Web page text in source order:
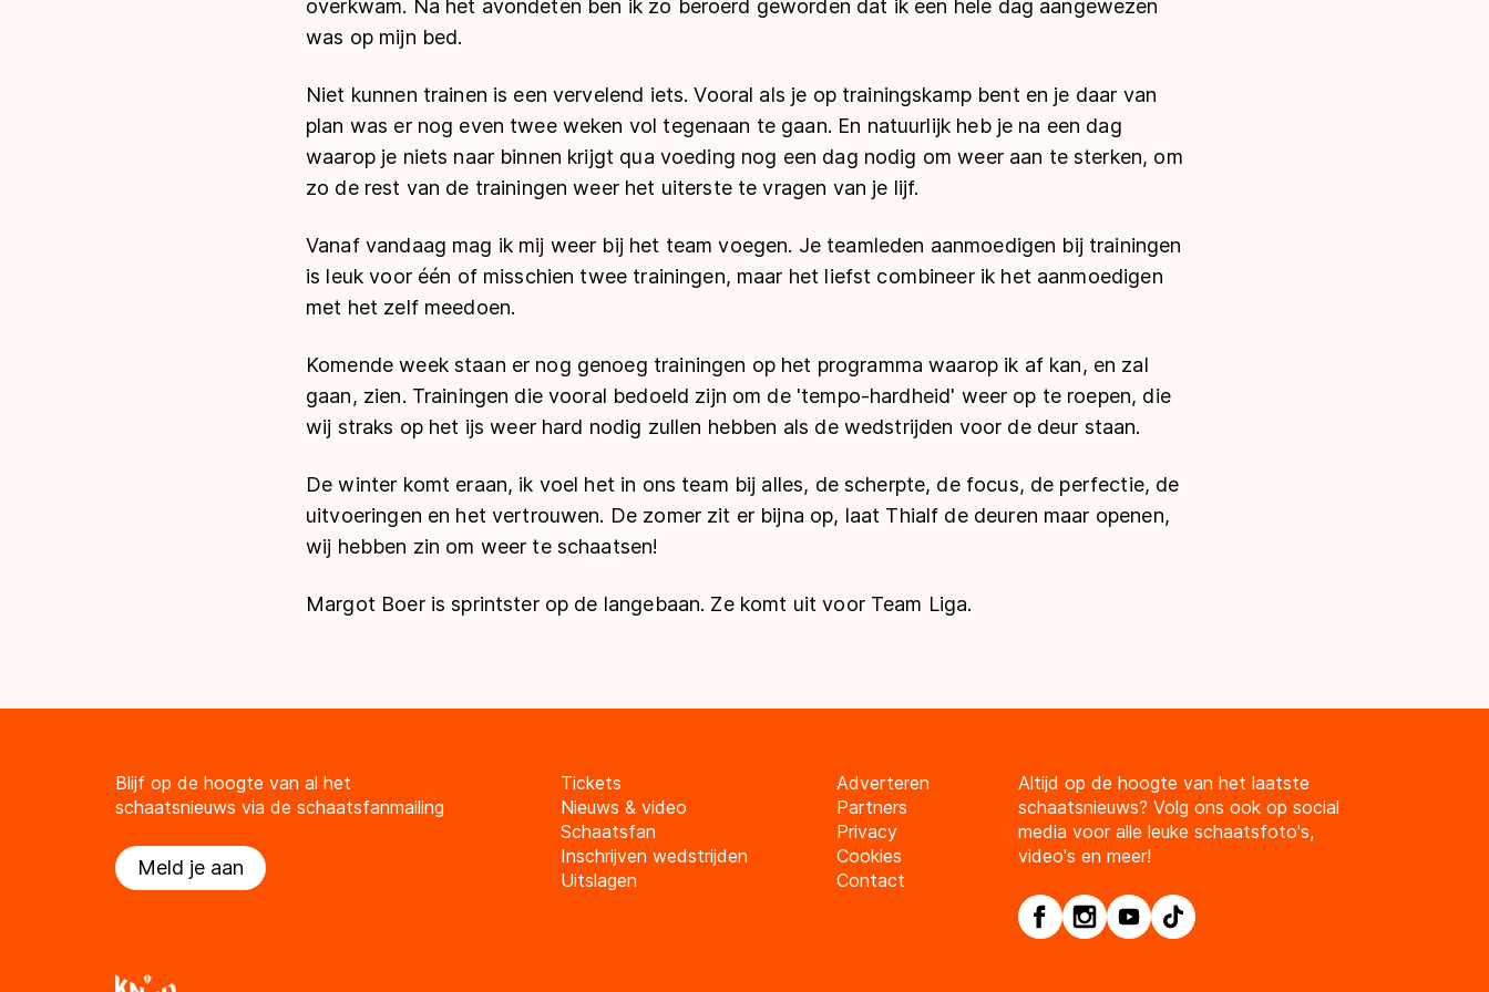
overkwam. Na het avondeten ben ik zo beroerd geworden dat ik een hele dag aangewezen
was op mijn bed.
Niet kunnen trainen is een vervelend iets. Vooral als je op trainingskamp bent en je daar van
plan was er nog even twee weken vol tegenaan te gaan. En natuurlijk heb je na een dag
waarop je niets naar binnen krijgt qua voeding nog een dag nodig om weer aan te sterken, om
zo de rest van de trainingen weer het uiterste te vragen van je lijf.
Vanaf vandaag mag ik mij weer bij het team voegen. Je teamleden aanmoedigen bij trainingen
is leuk voor één of misschien twee trainingen, maar het liefst combineer ik het aanmoedigen
met het zelf meedoen.
Komende week staan er nog genoeg trainingen op het programma waarop ik af kan, en zal
gaan, zien. Trainingen die vooral bedoeld zijn om de 'tempo-hardheid' weer op te roepen, die
wij straks op het ijs weer hard nodig zullen hebben als de wedstrijden voor de deur staan.
De winter komt eraan, ik voel het in ons team bij alles, de scherpte, de focus, de perfectie, de
uitvoeringen en het vertrouwen. De zomer zit er bijna op, laat Thialf de deuren maar openen,
wij hebben zin om weer te schaatsen!
Margot Boer is sprintster op de langebaan. Ze komt uit voor Team Liga.
Blijf op de hoogte van al het
schaatsnieuws via de schaatsfanmailing
Meld je aan
Tickets
Nieuws & video
Schaatsfan
Inschrijven wedstrijden
Uitslagen
Adverteren
Partners
Privacy
Cookies
Contact
Altijd op de hoogte van het laatste
schaatsnieuws? Volg ons ook op social
media voor alle leuke schaatsfoto's,
video's en meer!